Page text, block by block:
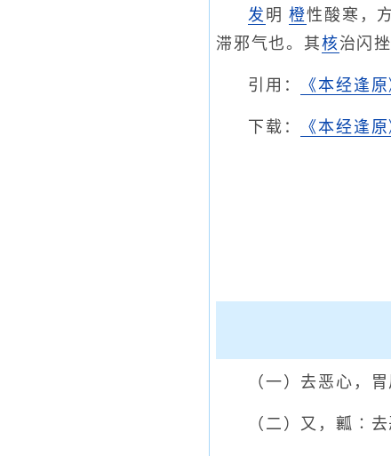
发 明橙性酸寒，
滞邪气也。其核治闪
引用： 《本经逢
下载： 《本经逢
（一）去恶心，
（二）又，瓤∶